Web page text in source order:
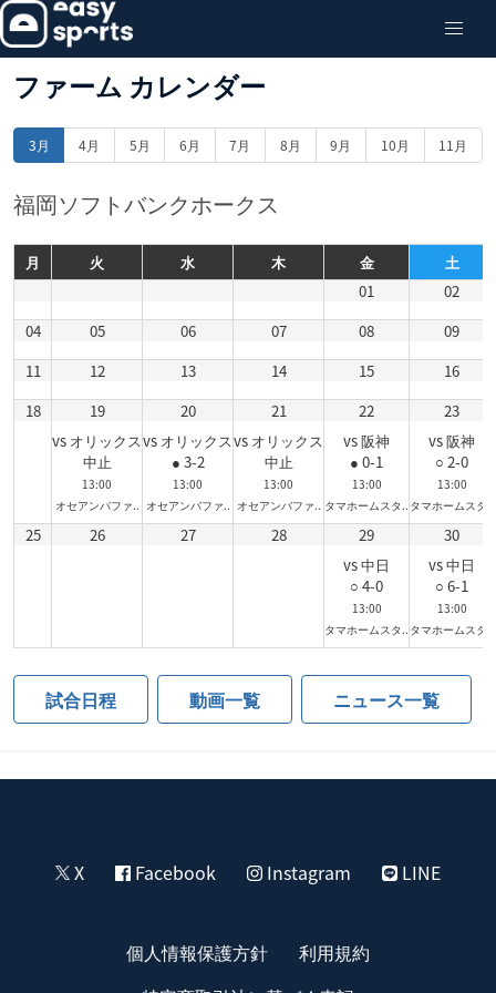
ファーム カレンダー
3月 4月 5月 6月 7月 8月 9月 10月 11月
福岡ソフトバンクホークス
月 火 水 木 金
土
01
02
04
05 06 07 08
09
11
12 13 14 15
16
18
19
vs オリックス
中止
13:00
オセアンバファ..
20
vs オリックス
● 3-2
13:00
オセアンバファ..
21
vs オリックス
中止
13:00
オセアンバファ..
22
vs 阪神
● 0-1
13:00
タマホームスタ..
23
vs 阪神
○ 2-0
13:00
タマホームスタ..
25 26 27 28
29
vs 中日
○ 4-0
13:00
タマホームスタ..
30
vs 中日
○ 6-1
13:00
タマホームスタ..
試合日程 動画一覧 ニュース一覧
X Facebook Instagram LINE
個人情報保護方針
利用規約